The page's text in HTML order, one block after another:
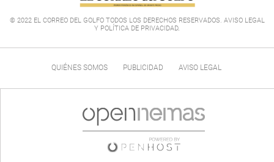
© 2022 EL CORREO DEL GOLFO TODOS LOS DERECHOS RESERVADOS. AVISO LEGAL
Y POLÍTICA DE PRIVACIDAD.
QUIÉNES SOMOS PUBLICIDAD AVISO LEGAL